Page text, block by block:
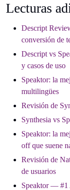
Lecturas
Descript
conversión de
Descript vs
y casos de uso
Speaktor: la
multilingües
Revisión de
Synthesia vs
Speaktor: la
off que suene
Revisión de
de usuarios
Speaktor — #1